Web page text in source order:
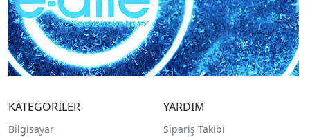
KATEGORİLER
Bilgisayar
YARDIM
Sipariş Takibi